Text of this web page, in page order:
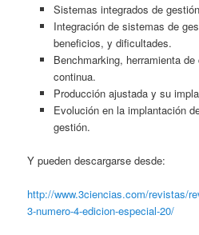
Sistemas integrados de
Integración de sistemas de
beneficios, y dificultades.
Benchmarking, herramienta
continua.
Producción ajustada y su
Evolución en la implantación
gestión.
Y pueden descargarse desde:
http://www.3ciencias.com/revistas/
3-numero-4-edicion-especial-20/